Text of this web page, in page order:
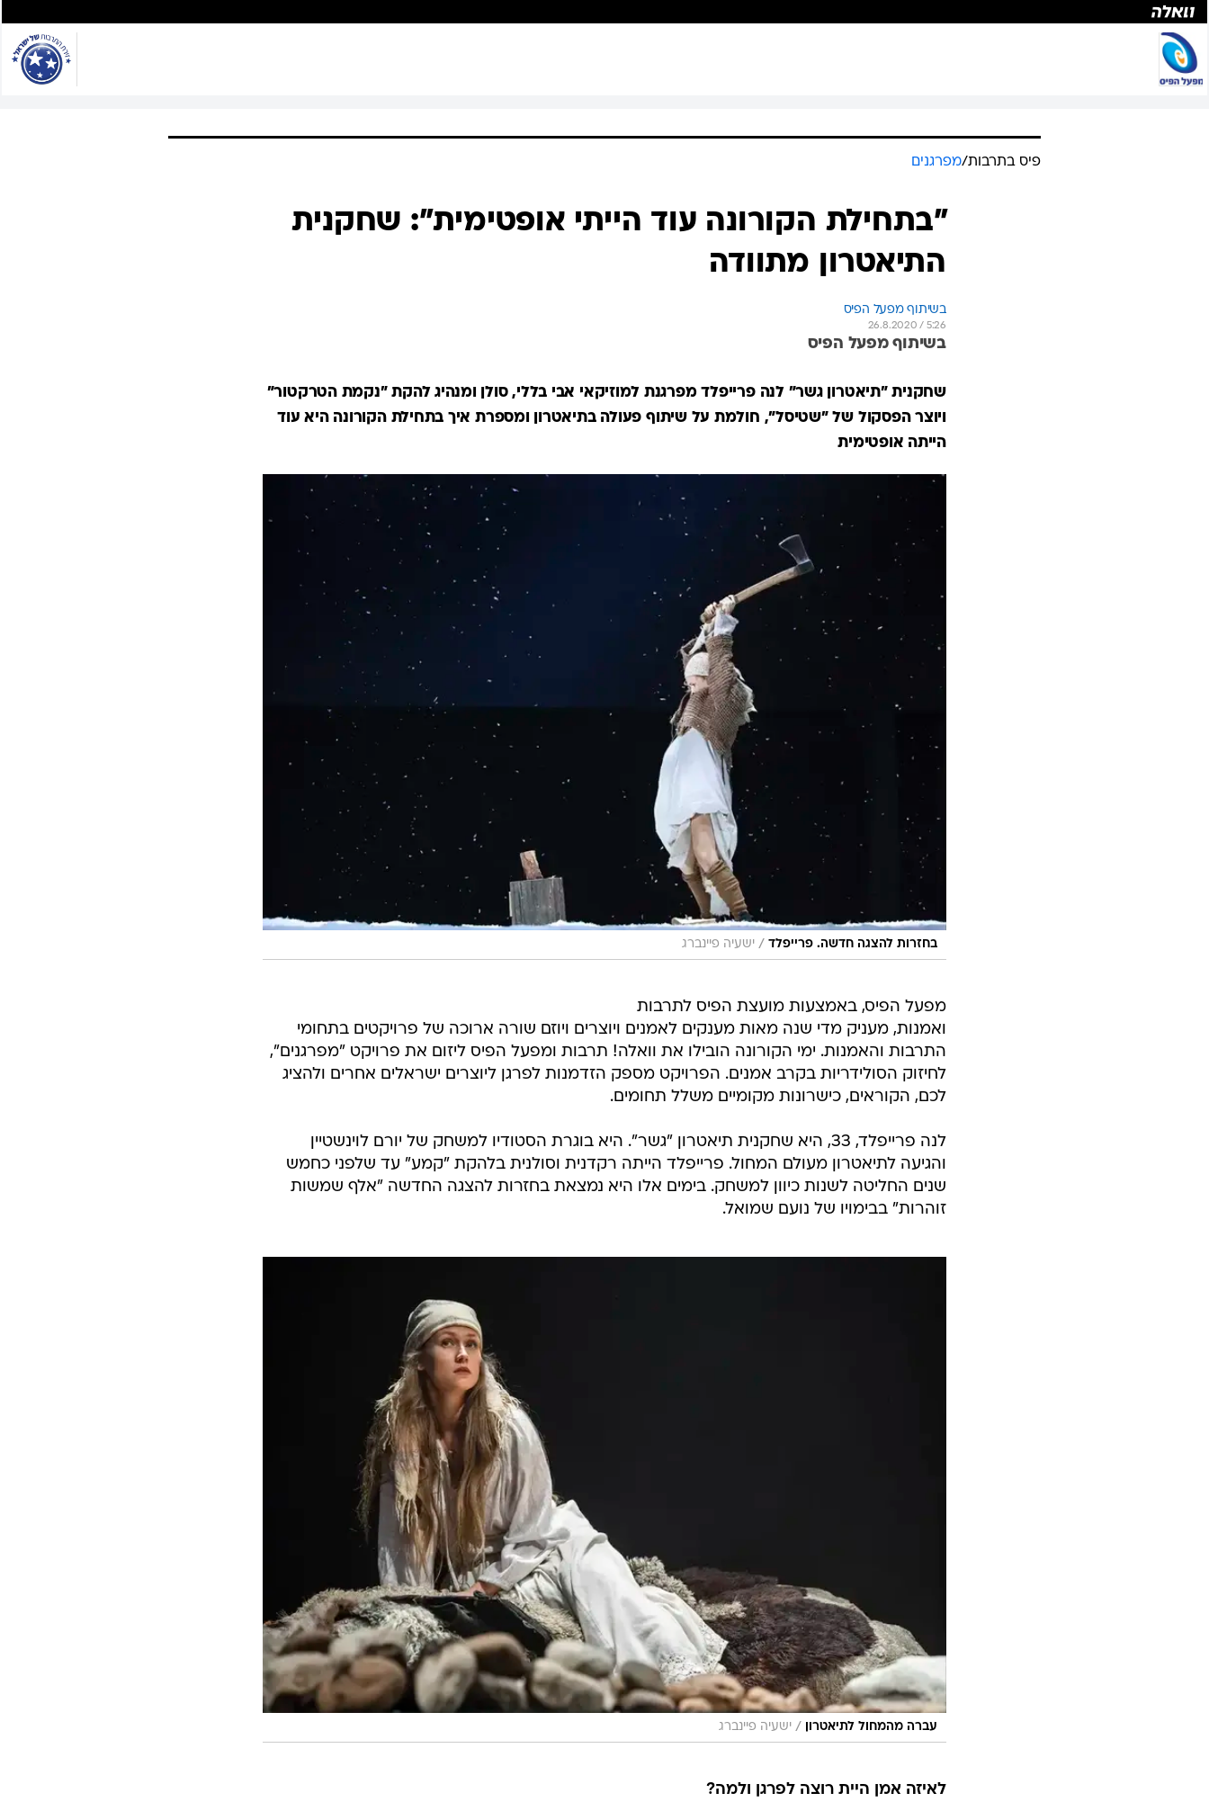
פיס בתרבות/מפרגנים
"בתחילת הקורונה עוד הייתי אופטימית": שחקנית
התיאטרון מתוודה
בשיתוף מפעל הפיס
26.8.2020 / 5:26
בשיתוף מפעל הפיס
שחקנית "תיאטרון גשר" לנה פרייפלד מפרגנת למוזיקאי אבי בללי, סולן ומנהיג להקת "נקמת הטרקטור"
ויוצר הפסקול של "שטיסל", חולמת על שיתוף פעולה בתיאטרון ומספרת איך בתחילת הקורונה היא עוד
הייתה אופטימית
בחזרות להצגה חדשה. פרייפלד / ישעיה פיינברג
מפעל הפיס, באמצעות מועצת הפיס לתרבות
ואמנות, מעניק מדי שנה מאות מענקים לאמנים ויוצרים ויוזם שורה ארוכה של פרויקטים בתחומי
התרבות והאמנות. ימי הקורונה הובילו את וואלה! תרבות ומפעל הפיס ליזום את פרויקט "מפרגנים",
לחיזוק הסולידריות בקרב אמנים. הפרויקט מספק הזדמנות לפרגן ליוצרים ישראלים אחרים ולהציג
לכם, הקוראים, כישרונות מקומיים משלל תחומים.
לנה פרייפלד, 33, היא שחקנית תיאטרון "גשר". היא בוגרת הסטודיו למשחק של יורם לוינשטיין
והגיעה לתיאטרון מעולם המחול. פרייפלד הייתה רקדנית וסולנית בלהקת "קמע" עד שלפני כחמש
שנים החליטה לשנות כיוון למשחק. בימים אלו היא נמצאת בחזרות להצגה החדשה "אלף שמשות
זוהרות" בבימויו של נועם שמואל.
עברה מהמחול לתיאטרון / ישעיה פיינברג
לאיזה אמן היית רוצה לפרגן ולמה?